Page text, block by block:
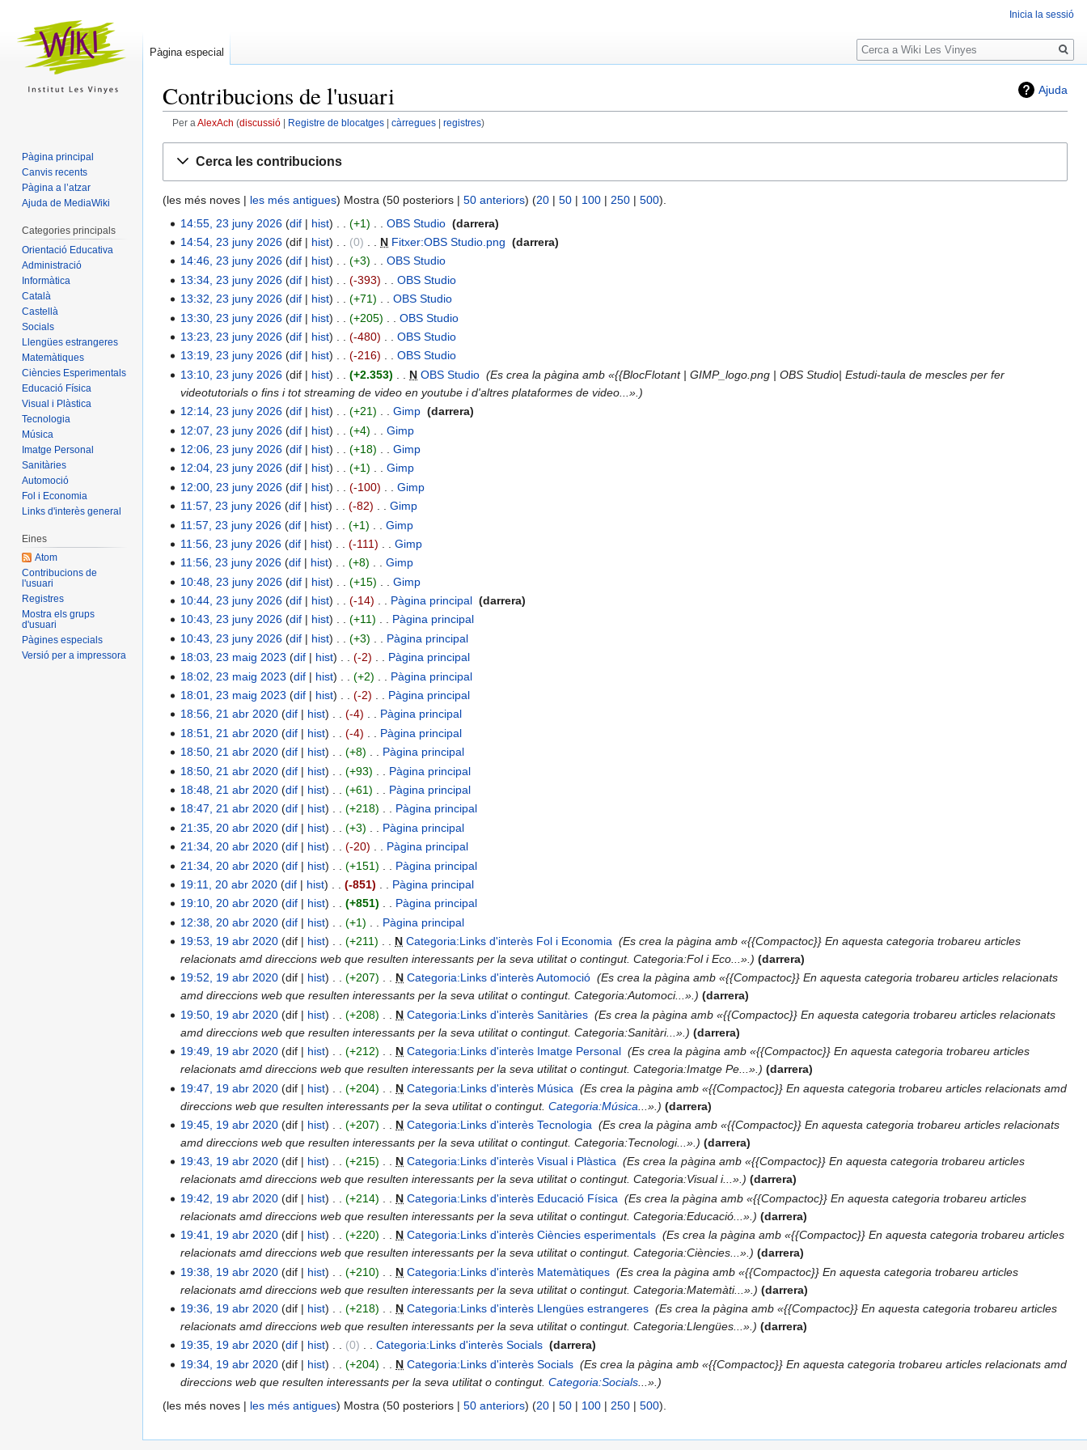
Ajuda
Contribucions de l'usuari
Per a AlexAch discussió Registre de blocatges càrregues registres
navegació
cerca
Cerca les contribucions
(les més noves | les més antigues) Mostra (50 posteriors | 50 anteriors) (20 | 50 | 100 | 250 | 500).
14:55, 23 juny 2026 dif hist +1 OBS Studio ‎ darrera
14:54, 23 juny 2026 dif hist 0 N Fitxer:OBS Studio.png ‎ darrera
14:46, 23 juny 2026 dif hist +3 OBS Studio
13:34, 23 juny 2026 dif hist -393 OBS Studio
13:32, 23 juny 2026 dif hist +71 OBS Studio
13:30, 23 juny 2026 dif hist +205 OBS Studio
13:23, 23 juny 2026 dif hist -480 OBS Studio
13:19, 23 juny 2026 dif hist -216 OBS Studio
13:10, 23 juny 2026 dif hist +2.353 N OBS Studio ‎ Es crea la pàgina amb «{{BlocFlotant | GIMP_logo.png | OBS Studio| Estudi-taula de mescles per fer
videotutorials o fins i tot streaming de video en youtube i d'altres plataformes de video...».
12:14, 23 juny 2026 dif hist +21 Gimp ‎ darrera
12:07, 23 juny 2026 dif hist +4 Gimp
12:06, 23 juny 2026 dif hist +18 Gimp
12:04, 23 juny 2026 dif hist +1 Gimp
12:00, 23 juny 2026 dif hist -100 Gimp
11:57, 23 juny 2026 dif hist -82 Gimp
11:57, 23 juny 2026 dif hist +1 Gimp
11:56, 23 juny 2026 dif hist -111 Gimp
11:56, 23 juny 2026 dif hist +8 Gimp
10:48, 23 juny 2026 dif hist +15 Gimp
10:44, 23 juny 2026 dif hist -14 Pàgina principal ‎ darrera
10:43, 23 juny 2026 dif hist +11 Pàgina principal
10:43, 23 juny 2026 dif hist +3 Pàgina principal
18:03, 23 maig 2023
dif hist -2 Pàgina principal
18:02, 23 maig 2023
dif hist +2 Pàgina principal
18:01, 23 maig 2023
dif hist -2 Pàgina principal
18:56, 21 abr 2020 dif hist -4 Pàgina principal
18:51, 21 abr 2020 dif hist -4 Pàgina principal
18:50, 21 abr 2020 dif hist +8 Pàgina principal
18:50, 21 abr 2020 dif hist +93 Pàgina principal
18:48, 21 abr 2020 dif hist +61 Pàgina principal
18:47, 21 abr 2020 dif hist +218 Pàgina principal
21:35, 20 abr 2020 dif hist +3 Pàgina principal
21:34, 20 abr 2020 dif hist -20 Pàgina principal
21:34, 20 abr 2020 dif hist +151 Pàgina principal
19:11, 20 abr 2020 dif hist -851 Pàgina principal
19:10, 20 abr 2020 dif hist +851 Pàgina principal
12:38, 20 abr 2020 dif hist +1 Pàgina principal
19:53, 19 abr 2020 dif hist +211 N Categoria:Links d'interès Fol i Economia ‎ Es crea la pàgina amb «{{Compactoc}} En aquesta categoria trobareu articles
relacionats amd direccions web que resulten interessants per la seva utilitat o contingut. Categoria:Fol i Eco...».
darrera
19:52, 19 abr 2020 dif hist +207 N Categoria:Links d'interès Automoció ‎ Es crea la pàgina amb «{{Compactoc}} En aquesta categoria trobareu articles relacionats
amd direccions web que resulten interessants per la seva utilitat o contingut. Categoria:Automoci...».
darrera
19:50, 19 abr 2020 dif hist +208 N Categoria:Links d'interès Sanitàries ‎ Es crea la pàgina amb «{{Compactoc}} En aquesta categoria trobareu articles relacionats
amd direccions web que resulten interessants per la seva utilitat o contingut. Categoria:Sanitàri...».
darrera
19:49, 19 abr 2020 dif hist +212 N Categoria:Links d'interès Imatge Personal ‎ Es crea la pàgina amb «{{Compactoc}} En aquesta categoria trobareu articles
relacionats amd direccions web que resulten interessants per la seva utilitat o contingut. Categoria:Imatge Pe...».
darrera
19:47, 19 abr 2020 dif hist +204 N Categoria:Links d'interès Música ‎ Es crea la pàgina amb «{{Compactoc}} En aquesta categoria trobareu articles relacionats amd
direccions web que resulten interessants per la seva utilitat o contingut.Categoria:Música ...».
darrera
19:45, 19 abr 2020 dif hist +207 N Categoria:Links d'interès Tecnologia ‎ Es crea la pàgina amb «{{Compactoc}} En aquesta categoria trobareu articles relacionats
amd direccions web que resulten interessants per la seva utilitat o contingut. Categoria:Tecnologi...».
darrera
19:43, 19 abr 2020 dif hist +215 N Categoria:Links d'interès Visual i Plàstica ‎ Es crea la pàgina amb «{{Compactoc}} En aquesta categoria trobareu articles
relacionats amd direccions web que resulten interessants per la seva utilitat o contingut. Categoria:Visual i...».
darrera
19:42, 19 abr 2020 dif hist +214 N Categoria:Links d'interès Educació Física ‎ Es crea la pàgina amb «{{Compactoc}} En aquesta categoria trobareu articles
relacionats amd direccions web que resulten interessants per la seva utilitat o contingut. Categoria:Educació...».
darrera
19:41, 19 abr 2020 dif hist +220 N Categoria:Links d'interès Ciències esperimentals ‎ Es crea la pàgina amb «{{Compactoc}} En aquesta categoria trobareu articles
relacionats amd direccions web que resulten interessants per la seva utilitat o contingut. Categoria:Ciències...».
darrera
19:38, 19 abr 2020 dif hist +210 N Categoria:Links d'interès Matemàtiques ‎ Es crea la pàgina amb «{{Compactoc}} En aquesta categoria trobareu articles
relacionats amd direccions web que resulten interessants per la seva utilitat o contingut. Categoria:Matemàti...».
darrera
19:36, 19 abr 2020 dif hist +218 N Categoria:Links d'interès Llengües estrangeres ‎ Es crea la pàgina amb «{{Compactoc}} En aquesta categoria trobareu articles
relacionats amd direccions web que resulten interessants per la seva utilitat o contingut. Categoria:Llengües...».
darrera
19:35, 19 abr 2020 dif hist 0 Categoria:Links d'interès Socials ‎ darrera
19:34, 19 abr 2020 dif hist +204 N Categoria:Links d'interès Socials ‎ Es crea la pàgina amb «{{Compactoc}} En aquesta categoria trobareu articles relacionats amd
direccions web que resulten interessants per la seva utilitat o contingut.Categoria:Socials ...».
(les més noves | les més antigues) Mostra (50 posteriors | 50 anteriors) (20 | 50 | 100 | 250 | 500).
Inicia la sessió
Pàgina especial
Cerca
Pàgina principal
Canvis recents
Pàgina a l’atzar
Ajuda de MediaWiki
Categories principals
Orientació Educativa
Administració
Informàtica
Català
Castellà
Socials
Llengües estrangeres
Matemàtiques
Ciències Esperimentals
Educació Física
Visual i Plàstica
Tecnologia
Música
Imatge Personal
Sanitàries
Automoció
Fol i Economia
Links d'interès general
Eines
Atom
Contribucions de
l'usuari
Registres
Mostra els grups
d'usuari
Pàgines especials
Versió per a impressora